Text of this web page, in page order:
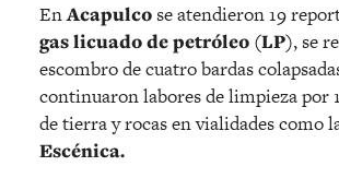
EnAcapulcose atendieron 19
gas licuado de petróleo (LP), se
escombro de cuatro bardas
continuaron labores de limpieza por
de tierra y rocas en vialidades como
Escénica.